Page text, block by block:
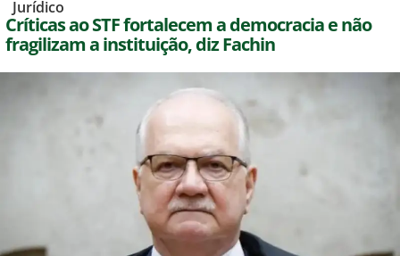
Jurídico
Críticas ao STF fortalecem a democracia e não
fragilizam a instituição, diz Fachin